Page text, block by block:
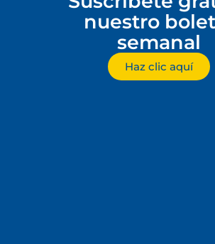
nuestro
semanal
Haz clic aquí